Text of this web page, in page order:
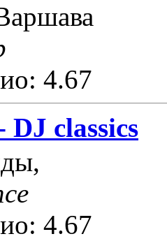
4.67
classics
4.67